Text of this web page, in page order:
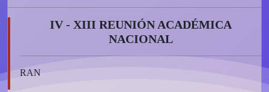
IV - XIII REUNIÓN ACADÉMICA
NACIONAL
RAN